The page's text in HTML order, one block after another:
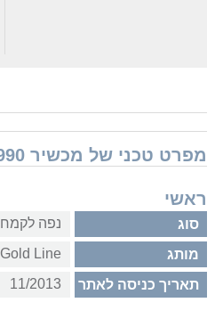
מפרט טכני של מכשיר Gold Line ATL88990
ראשי
סוג נפה לקמח
מותג Gold Line‏ , ‏Gold Line
תאריך כניסה לאתר 11/2013